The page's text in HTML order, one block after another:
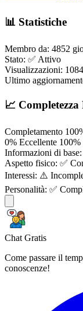
📊 Statistiche
Membro da: 4852
Stato: ✅ Attivo
Visualizzazioni: 1084
Ultimo
📈
Completamento
0% Eccellente 100%
Informazioni di base:
Aspetto fisico: ✅
Interessi: ⚠️
Personalità: ✅
Chat Gratis
Come passare il
conoscenze!